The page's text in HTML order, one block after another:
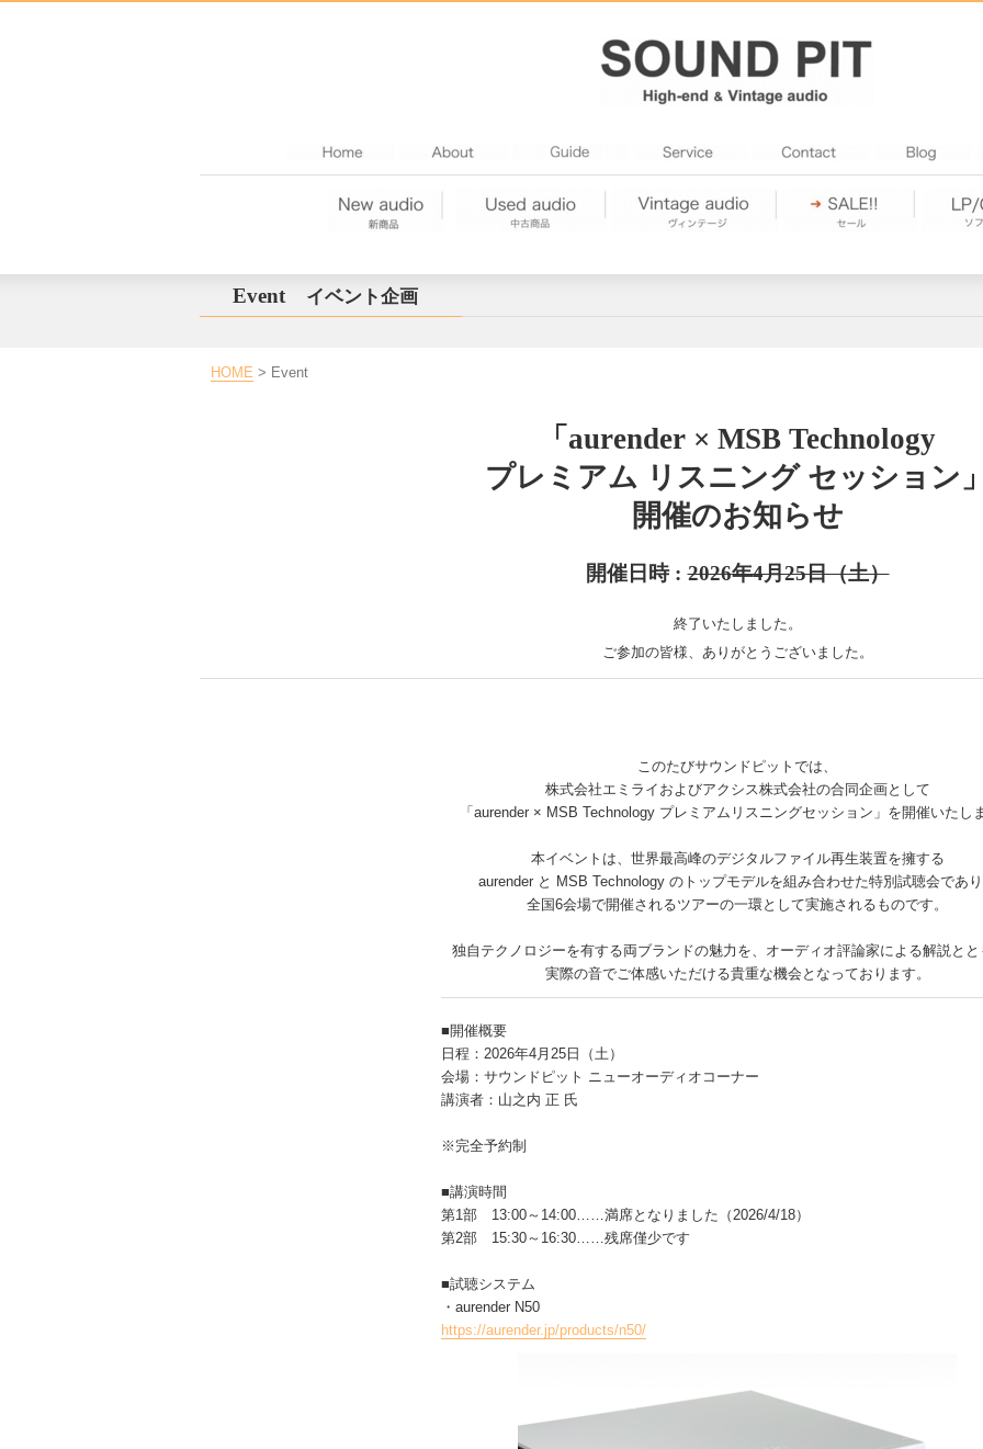
Event イベント企画
HOME > Event
「aurender × MSB Technology
プレミアム リスニング セッション
開催のお知らせ
開催日時 : 2026年4月25日（土）
終了いたしました。
ご参加の皆様、ありがとうございました。
このたびサウンドピットでは、
株式会社エミライおよびアクシス株式会社の合同企画として
「aurender × MSB Technology プレミアムリスニングセッション」を開催いたし
本イベントは、世界最高峰のデジタルファイル再生装置を擁する
aurender と MSB Technology のトップモデルを組み合わせた特別試聴会であ
全国6会場で開催されるツアーの一環として実施されるものです。
独自テクノロジーを有する両ブランドの魅力を、オーディオ評論家による解説とと
実際の音でご体感いただける貴重な機会となっております。
■開催概要
日程：2026年4月25日（土）
会場：サウンドピット ニューオーディオコーナー
講演者：山之内 正 氏
※完全予約制
■講演時間
第1部 13:00～14:00……満席となりました（2026/4/18）
第2部 15:30～16:30……残席僅少です
■試聴システム
・aurender N50
https://aurender.jp/products/n50/